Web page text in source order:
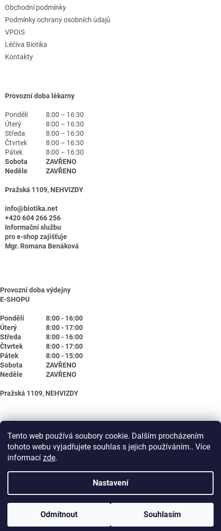
Tento web používá soubory cookie. Dalším procházením
tohoto webu vyjadřujete souhlas s jejich používáním.. Více
informací zde.
Nastavení
Odmítnout Souhlasím
Obchodní podmínky
Podmínky ochrany osobních údajů
VPOIS
Léčiva Biotika
Kontakty
Provozní doba lékarny
Pondělí
8:00 – 16:30
Úterý
8:00 – 16:30
Středa
8:00 – 16:30
Čtvrtek
8:00 – 16:30
Pátek
8:00 – 16:30
Sobota
ZAVŘENO
Neděle
ZAVŘENO
Pražská 1109, NEHVIZDY
info@biotika.net
+420 604 266 256
Informační službu
pro e-shop zajišťuje
Mgr. Romana Benáková
Provozní doba výdejny
E-SHOPU
Pondělí
8:00 - 16:00
Úterý
8:00 - 17:00
Středa
8:00 - 16:00
Čtvrtek
8:00 - 17:00
Pátek
8:00 - 15:00
Sobota
ZAVŘENO
Neděle
ZAVŘENO
Pražská 1109, NEHVIZDY
Vytvořil Shoptet
Copyright 2026Biotika.net . Všechna práva vyhrazena.